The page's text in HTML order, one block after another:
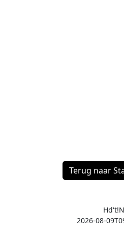
Terug naar
Hd't!N
2026-08-